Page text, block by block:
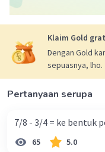
Klaim Gold
Dengan Gold
sepuasnya, lho.
Pertanyaan serupa
7/8 - 3/4 = ke bentuk
65 5.0